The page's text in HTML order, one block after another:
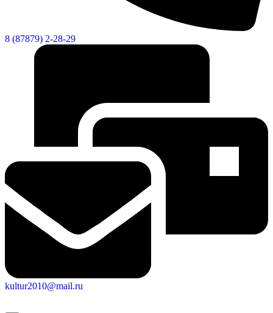
видеоролики
камера
8 (87879) 2-28-29
kultur2010@mail.ru